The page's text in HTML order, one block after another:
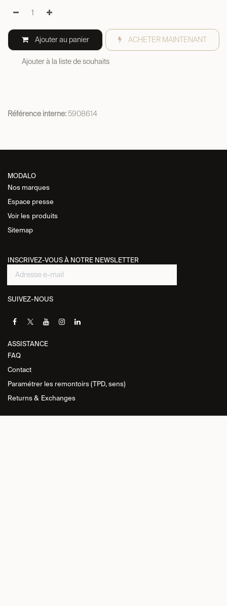
Ajouter au panier ACHETER MAINTENANT
Ajouter à la liste de souhaits
Référence interne:5908614
MODALO
Nos marques
Espace presse
Voir les produits
Sitemap
INSCRIVEZ-VOUS À NOTRE NEWSLETTER
SUIVEZ-NOUS
ASSISTANCE​
FAQ
Contact
Paramétrer les remontoirs (TPD, sens)
Returns & Exchanges